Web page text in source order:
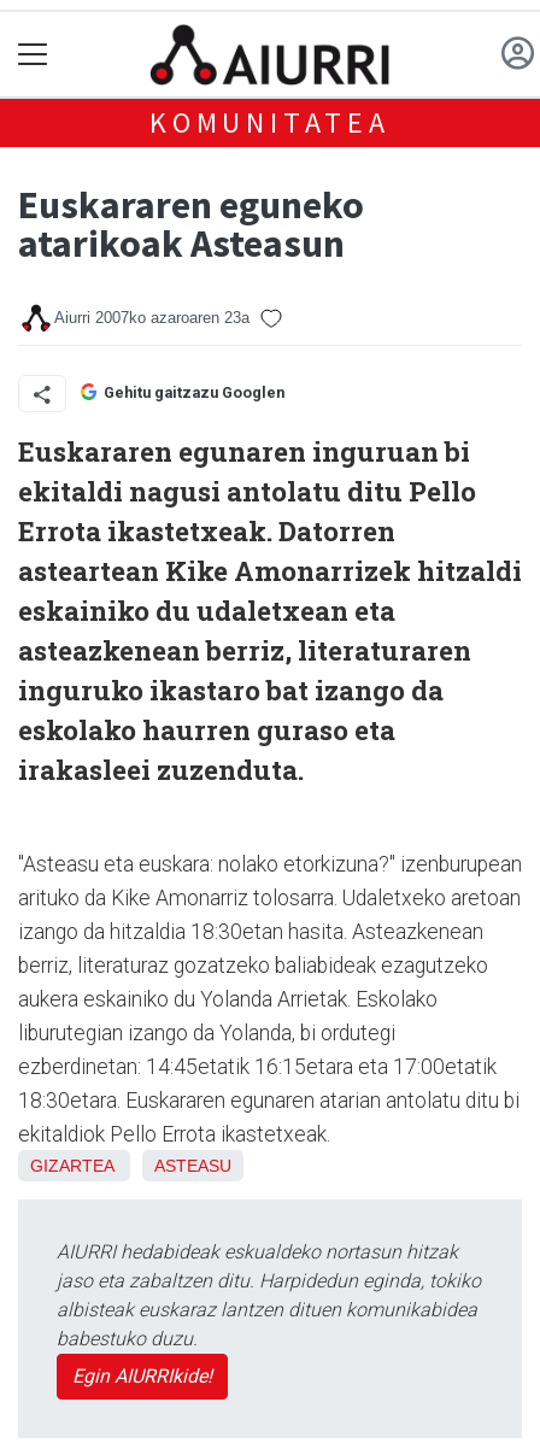
KOMUNITATEA
Euskararen eguneko
atarikoak Asteasun
Aiurri 2007ko azaroaren 23a
Gehitu gaitzazu Googlen
Euskararen egunaren inguruan bi
ekitaldi nagusi antolatu ditu Pello
Errota ikastetxeak. Datorren
asteartean Kike Amonarrizek hitzaldi
eskainiko du udaletxean eta
asteazkenean berriz, literaturaren
inguruko ikastaro bat izango da
eskolako haurren guraso eta
irakasleei zuzenduta.
"Asteasu eta euskara: nolako etorkizuna?" izenburupean
arituko da Kike Amonarriz tolosarra. Udaletxeko aretoan
izango da hitzaldia 18:30etan hasita. Asteazkenean
berriz, literaturaz gozatzeko baliabideak ezagutzeko
aukera eskainiko du Yolanda Arrietak. Eskolako
liburutegian izango da Yolanda, bi ordutegi
ezberdinetan: 14:45etatik 16:15etara eta 17:00etatik
18:30etara. Euskararen egunaren atarian antolatu ditu bi
ekitaldiok Pello Errota ikastetxeak.
GIZARTEA ASTEASU
AIURRI hedabideak eskualdeko nortasun hitzak
jaso eta zabaltzen ditu. Harpidedun eginda, tokiko
albisteak euskaraz lantzen dituen komunikabidea
babestuko duzu.
Egin AIURRIkide!